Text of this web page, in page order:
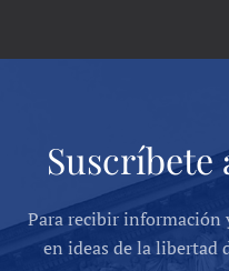
Suscríbete
Para recibir información
en ideas de la libertad